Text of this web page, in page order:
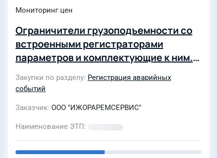
Мониторинг цен
Ограничители грузоподъемности со
встроенными регистраторами
параметров и комплектующие к ним.
Закупки по разделу Регистрация аварийных
событий
Заказчик ООО "ИЖОРАРЕМСЕРВИС"
Наименование ЭТП